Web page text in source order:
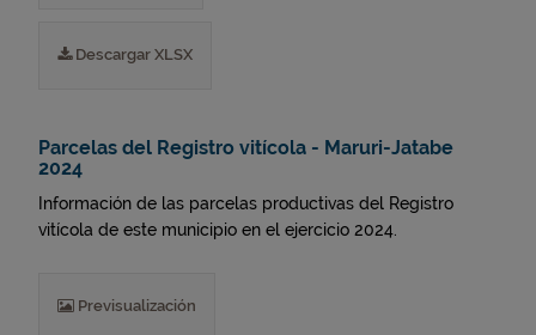
Descargar XLSX
Parcelas del Registro vitícola - Maruri-Jatabe
2024
Información de las parcelas productivas del Registro
vitícola de este municipio en el ejercicio 2024.
Previsualización